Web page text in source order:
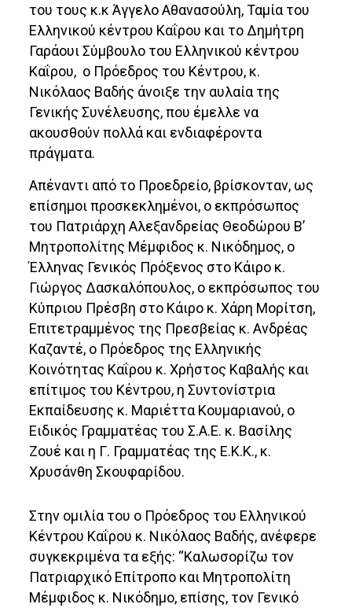
του τους κ.κ Άγγελο Αθανασούλη, Ταμία του
Ελληνικού κέντρου Καΐρου και το Δημήτρη
Γαράουι Σύμβουλο του Ελληνικού κέντρου
Καΐρου, ο Πρόεδρος του Κέντρου, κ.
Νικόλαος Βαδής άνοιξε την αυλαία της
Γενικής Συνέλευσης, που έμελλε να
ακουσθούν πολλά και ενδιαφέροντα
πράγματα.
Απέναντι από το Προεδρείο, βρίσκονταν, ως
επίσημοι προσκεκλημένοι, ο εκπρόσωπος
του Πατριάρχη Αλεξανδρείας Θεοδώρου Β’
Μητροπολίτης Μέμφιδος κ. Νικόδημος, ο
Έλληνας Γενικός Πρόξενος στο Κάιρο κ.
Γιώργος Δασκαλόπουλος, ο εκπρόσωπος του
Κύπριου Πρέσβη στο Κάιρο κ. Χάρη Μορίτση,
Επιτετραμμένος της Πρεσβείας κ. Ανδρέας
Καζαντέ, ο Πρόεδρος της Ελληνικής
Κοινότητας Καΐρου κ. Χρήστος Καβαλής και
επίτιμος του Κέντρου, η Συντονίστρια
Εκπαίδευσης κ. Μαριέττα Κουμαριανού, ο
Ειδικός Γραμματέας του Σ.Α.Ε. κ. Βασίλης
Ζουέ και η Γ. Γραμματέας της Ε.Κ.Κ., κ.
Χρυσάνθη Σκουφαρίδου.
Στην ομιλία του ο Πρόεδρος του Ελληνικού
Κέντρου Καΐρου κ. Νικόλαος Βαδής, ανέφερε
συγκεκριμένα τα εξής: “Καλωσορίζω τον
Πατριαρχικό Επίτροπο και Μητροπολίτη
Μέμφιδος κ. Νικόδημο, επίσης, τον Γενικό